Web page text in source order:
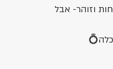
וזוהר- אבל